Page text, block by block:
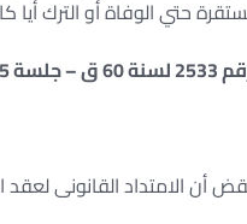
حتي الوفاة أو الترك أيا
67 ق جلسة 1999
أن الامتداد القانونى